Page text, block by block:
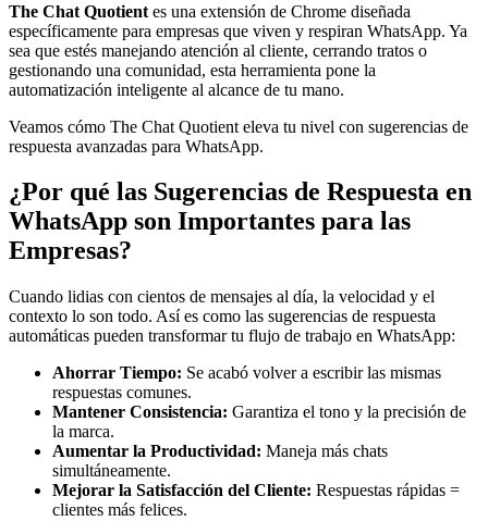
The Chat Quotient es una extensión de Chrome diseñada
específicamente para empresas que viven y respiran WhatsApp. Ya
sea que estés manejando atención al cliente, cerrando tratos o
gestionando una comunidad, esta herramienta pone la
automatización inteligente al alcance de tu mano.
Veamos cómo The Chat Quotient eleva tu nivel con sugerencias de
respuesta avanzadas para WhatsApp.
¿Por qué las Sugerencias de Respuesta en
WhatsApp son Importantes para las
Empresas?
Cuando lidias con cientos de mensajes al día, la velocidad y el
contexto lo son todo. Así es como las sugerencias de respuesta
automáticas pueden transformar tu flujo de trabajo en WhatsApp:
Ahorrar Tiempo: Se acabó volver a escribir las mismas
respuestas comunes.
Mantener Consistencia: Garantiza el tono y la precisión de
la marca.
Aumentar la Productividad: Maneja más chats
simultáneamente.
Mejorar la Satisfacción del Cliente: Respuestas rápidas =
clientes más felices.